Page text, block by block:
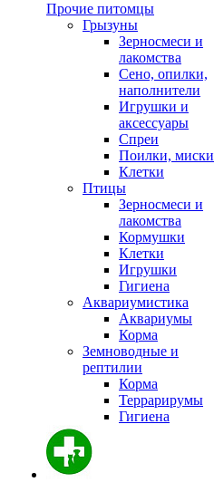
Прочие питомцы
Грызуны
Зерносмеси и
лакомства
Сено, опилки,
наполнители
Игрушки и
аксессуары
Спреи
Поилки, миски
Клетки
Птицы
Зерносмеси и
лакомства
Кормушки
Клетки
Игрушки
Гигиена
Аквариумистика
Аквариумы
Корма
Земноводные и
рептилии
Корма
Террарирумы
Гигиена